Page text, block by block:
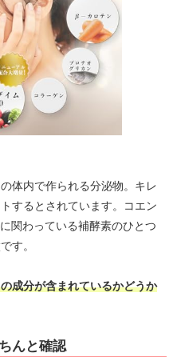
体内で作られる分泌物。キレ
するとされています。コエン
関わっている補酵素のひとつ
す。
成分が含まれているかどうか
んと確認